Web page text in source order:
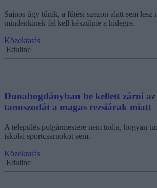
Sajnos úgy tűnik, a fűtési szezon alatt sem lesz
mindenkinek fel kell készülnie a hidegre.
Közoktatás
Eduline
Dunabogdányban be kellett zárni
tanuszodát a magas rezsiárak miatt
A település polgármestere nem tudja, hogyan
iskolai sportcsarnokot sem.
Közoktatás
Eduline